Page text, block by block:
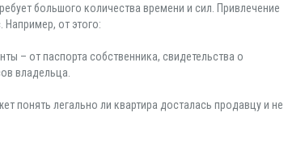
большого количества времени и сил. Привлечение
от этого:
– от паспорта собственника, свидетельства о
владельца.
понять легально ли квартира досталась продавцу и не